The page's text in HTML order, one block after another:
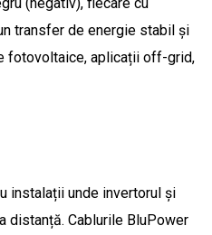
transfer de energie stabil și
fotovoltaice, aplicații off-grid,
instalații unde invertorul și
distanță. Cablurile BluPower